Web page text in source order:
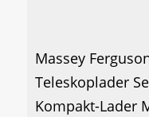
Massey
Teleskoplader
Kompakt-Lader